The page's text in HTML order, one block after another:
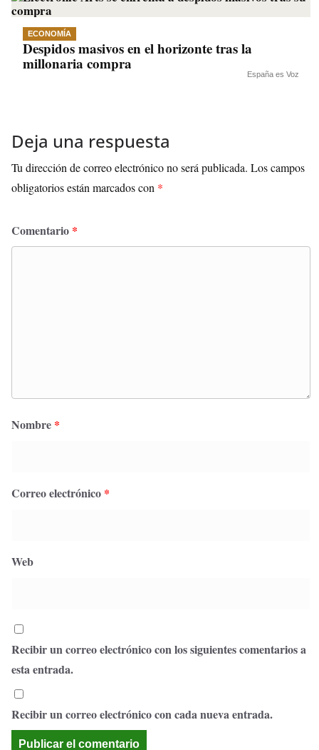
ECONOMÍA
Despidos masivos en el horizonte tras la
millonaria compra
España es Voz
Deja una respuesta
Tu dirección de correo electrónico no será publicada. Los campos
obligatorios están marcados con *
Comentario *
Nombre *
Correo electrónico *
Web
Recibir un correo electrónico con los siguientes comentarios a
esta entrada.
Recibir un correo electrónico con cada nueva entrada.